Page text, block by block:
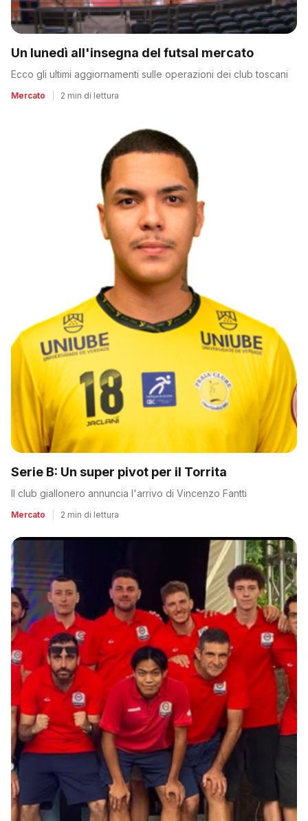
Un lunedì all'insegna del futsal mercato
Ecco gli ultimi aggiornamenti sulle operazioni dei club toscani
Mercato 2 min di lettura
Serie B: Un super pivot per il Torrita
Il club giallonero annuncia l'arrivo di Vincenzo Fantti
Mercato 2 min di lettura